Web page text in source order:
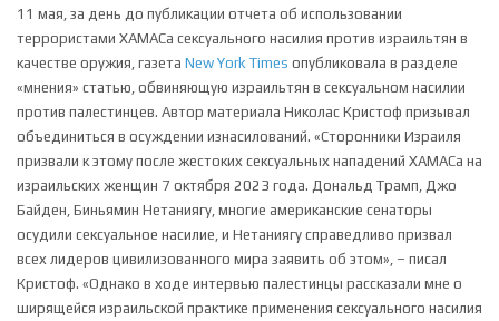
11 мая, за день до публикации отчета об использовании
террористами ХАМАСа сексуального насилия против израильтян в
качестве оружия, газета New York Times опубликовала в разделе
«мнения» статью, обвиняющую израильтян в сексуальном насилии
против палестинцев. Автор материала Николас Кристоф призывал
объединиться в осуждении изнасилований. «Сторонники Израиля
призвали к этому после жестоких сексуальных нападений ХАМАСа на
израильских женщин 7 октября 2023 года. Дональд Трамп, Джо
Байден, Биньямин Нетаниягу, многие американские сенаторы
осудили сексуальное насилие, и Нетаниягу справедливо призвал
всех лидеров цивилизованного мира заявить об этом», – писал
Кристоф. «Однако в ходе интервью палестинцы рассказали мне о
ширящейся израильской практике применения сексуального насилия